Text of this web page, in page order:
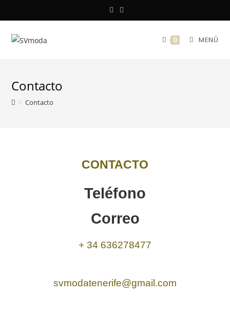
0 MENÚ
Contacto
> Contacto
CONTACTO
Teléfono
Correo
+ 34 636278477
svmodatenerife@gmail.com